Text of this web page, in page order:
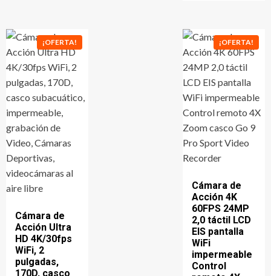
¡OFERTA!
Cámara de
Acción Ultra
HD 4K/30fps
WiFi, 2
pulgadas,
170D, casco
¡OFERTA!
Cámara de
Acción 4K
60FPS 24MP
2,0 táctil LCD
EIS pantalla
WiFi
impermeable
Control